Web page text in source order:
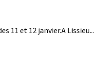
11 et 12 janvier.A Lissieu...